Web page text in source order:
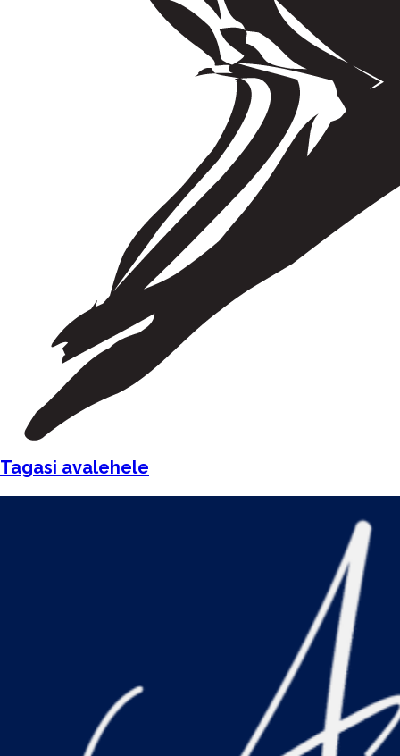
Tagasi avalehele